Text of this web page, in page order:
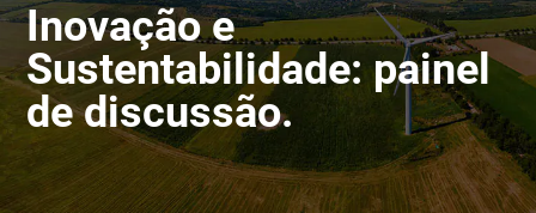
Inovação e
Sustentabilidade: painel
de discussão.